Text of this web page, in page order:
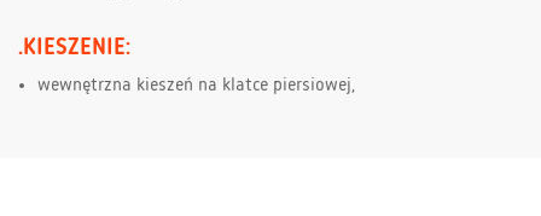
.KIESZENIE:
wewnętrzna kieszeń na klatce piersiowej,